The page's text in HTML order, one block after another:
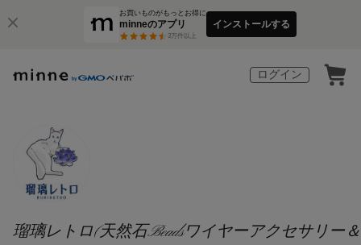
お買いものがもっとお得に
minneのアプリ
3万件以上
インストールする
ログイン
瑠璃レトロ(天然石Beadsワイヤーアクセサリー＆